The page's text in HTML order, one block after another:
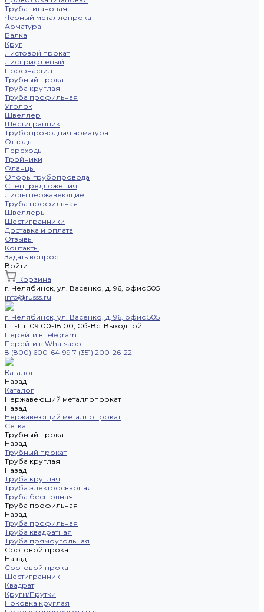
Труба титановая
Черный металлопрокат
Арматура
Балка
Круг
Листовой прокат
Лист рифленый
Профнастил
Трубный прокат
Труба круглая
Труба профильная
Уголок
Швеллер
Шестигранник
Трубопроводная арматура
Отводы
Переходы
Тройники
Фланцы
Опоры трубопровода
Спецпредложения
Листы нержавеющие
Труба профильная
Швеллеры
Шестигранники
Доставка и оплата
Отзывы
Контакты
Задать вопрос
Войти
Корзина
г. Челябинск, ул. Васенко, д. 96, офис 505
info@russs.ru
г. Челябинск, ул. Васенко, д. 96, офис 505
Пн-Пт: 09:00-18:00, Cб-Вс: Выходной
Перейти в Telegram
Перейти в Whatsapp
8 (800) 600-64-99 7 (351) 200-26-22
Каталог
Назад
Каталог
Нержавеющий металлопрокат
Назад
Нержавеющий металлопрокат
Сетка
Трубный прокат
Назад
Трубный прокат
Труба круглая
Назад
Труба круглая
Труба электросварная
Труба бесшовная
Труба профильная
Назад
Труба профильная
Труба квадратная
Труба прямоугольная
Сортовой прокат
Назад
Сортовой прокат
Шестигранник
Квадрат
Круги/Прутки
Поковка круглая